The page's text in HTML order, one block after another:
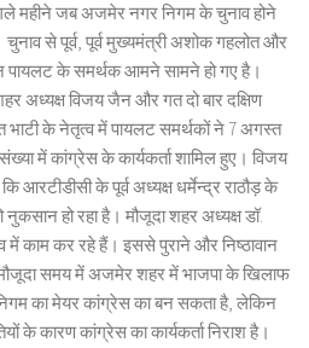
महीने जब अजमेर नगर निगम के चुनाव होने
से पूर्व, पूर्व मुख्यमंत्री अशोक गहलोत और
पायलट के समर्थक आमने सामने हो गए है।
अध्यक्ष विजय जैन और गत दो बार दक्षिण
भाटी के नेतृत्व में पायलट समर्थकों ने 7 अगस्त
में कांग्रेस के कार्यकर्ता शामिल हुए। विजय
आरटीडीसी के पूर्व अध्यक्ष धर्मेन्द्र राठौड़ के
हो रहा है। मौजूदा शहर अध्यक्ष डॉ.
में काम कर रहे हैं। इससे पुराने और निष्ठावान
मौजूदा समय में अजमेर शहर में भाजपा के खिलाफ
का मेयर कांग्रेस का बन सकता है, लेकिन
के कारण कांग्रेस का कार्यकर्ता निराश है।